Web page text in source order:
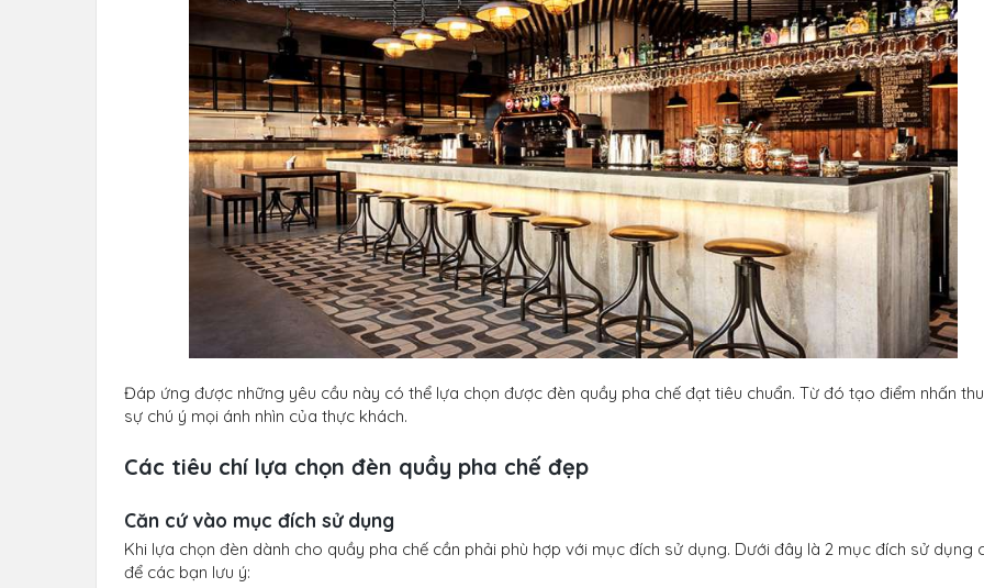
Đáp ứng được những yêu cầu này có thể lựa chọn được đèn quầy pha chế đạt tiêu chuẩn. Từ đó tạo điểm nhấn
sự chú ý mọi ánh nhìn của thực khách.
Các tiêu chí lựa chọn đèn quầy pha chế đẹp
Căn cứ vào mục đích sử dụng
Khi lựa chọn đèn dành cho quầy pha chế cần phải phù hợp với mục đích sử dụng. Dưới đây là 2 mục đích sử dụng
để các bạn lưu ý: